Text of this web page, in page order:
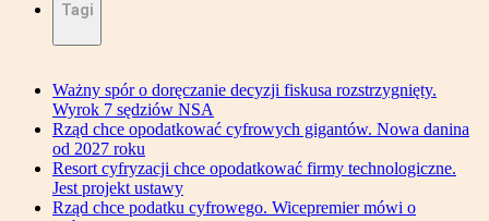
Tagi
Ważny spór o doręczanie decyzji fiskusa rozstrzygnięty.
Wyrok 7 sędziów NSA
Rząd chce opodatkować cyfrowych gigantów. Nowa danina
od 2027 roku
Resort cyfryzacji chce opodatkować firmy technologiczne.
Jest projekt ustawy
Rząd chce podatku cyfrowego. Wicepremier mówi o